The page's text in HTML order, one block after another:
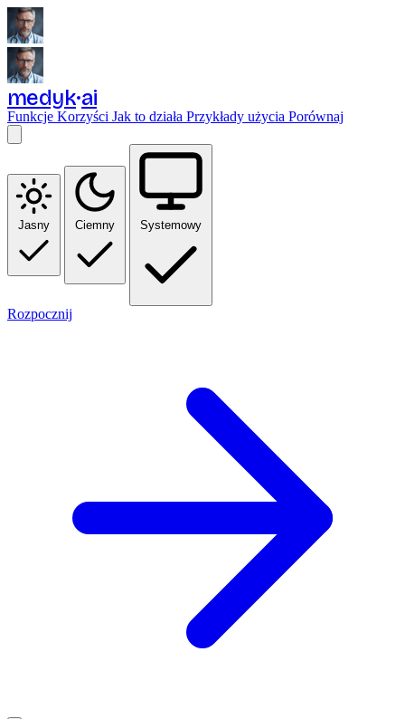
medyk ai
Funkcje Korzyści Jak to działa Przykłady użycia Porównaj
Jasny Ciemny Systemowy
Rozpocznij